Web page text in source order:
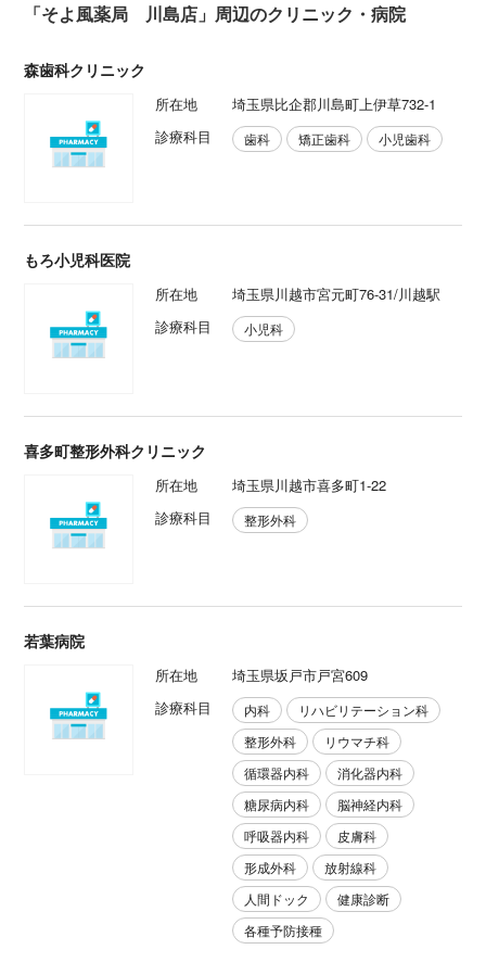
「そよ風薬局 川島店」周辺のクリニック・病院
森歯科クリニック
所在地
埼玉県比企郡川島町上伊草732-1
診療科目
歯科 矯正歯科 小児歯科
もろ小児科医院
所在地
埼玉県川越市宮元町76-31/川越駅
診療科目
小児科
喜多町整形外科クリニック
所在地
埼玉県川越市喜多町1-22
診療科目
整形外科
若葉病院
所在地
埼玉県坂戸市戸宮609
診療科目
内科
リハビリテーション科
整形外科
リウマチ科
循環器内科
消化器内科
糖尿病内科
脳神経内科
呼吸器内科
皮膚科
形成外科
放射線科
人間ドック
健康診断
各種予防接種